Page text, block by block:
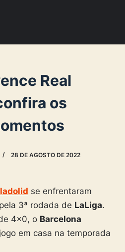
Real
os
28 DE AGOSTO DE 2022
se enfrentaram
3ª rodada de LaLiga.
4×0, o Barcelona
em casa na temporada